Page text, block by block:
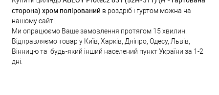
сторона) хром полірований в роздріб і гуртом можна на
нашому сайті.
Ми опрацюємо Ваше замовлення протягом 15 хвилин.
Відправляємо товар у Київ, Харків, Дніпро, Одесу, Львів,
Вінницю та будь-який інший населений пункт України за 1-2
дні.